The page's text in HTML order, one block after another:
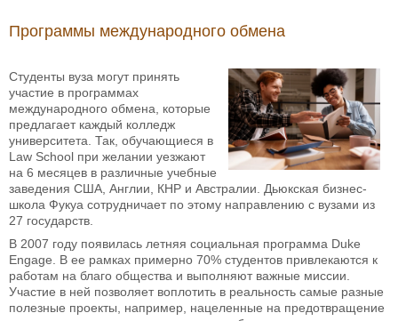
Программы международного обмена
Студенты вуза могут принять
участие в программах
международного обмена, которые
предлагает каждый колледж
университета. Так, обучающиеся в
Law School при желании уезжают
на 6 месяцев в различные учебные
заведения США, Англии, КНР и Австралии. Дьюкская бизнес-
школа Фукуа сотрудничает по этому направлению с вузами из
27 государств.
В 2007 году появилась летняя социальная программа Duke
Engage. В ее рамках примерно 70% студентов привлекаются к
работам на благо общества и выполняют важные миссии.
Участие в ней позволяет воплотить в реальность самые разные
полезные проекты, например, нацеленные на предотвращение